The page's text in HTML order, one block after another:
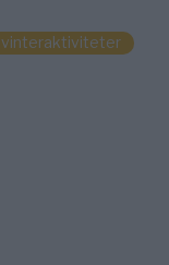
vinteraktiviteter